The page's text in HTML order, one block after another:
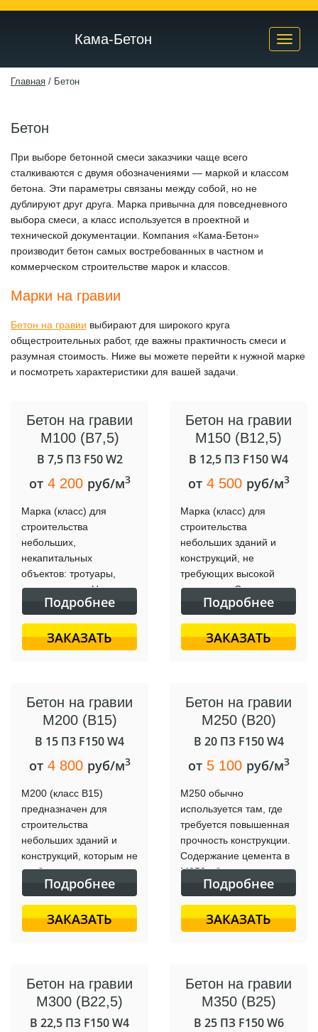
Toggle
Кама-Бетон
Главная / Бетон
Бетон
При выборе бетонной смеси заказчики чаще всего
сталкиваются с двумя обозначениями — маркой и классом
бетона. Эти параметры связаны между собой, но не
дублируют друг друга. Марка привычна для повседневного
выбора смеси, а класс используется в проектной и
технической документации. Компания «Кама-Бетон»
производит бетон самых востребованных в частном и
коммерческом строительстве марок и классов.
Марки на гравии
Бетон на гравии выбирают для широкого круга
общестроительных работ, где важны практичность смеси и
разумная стоимость. Ниже вы можете перейти к нужной марке
и посмотреть характеристики для вашей задачи.
Бетон на гравии
М100 (B7,5)
В 7,5 П3 F50 W2
от4 200 руб/м3
Марка (класс) для
строительства
небольших,
некапитальных
объектов: тротуары,
парковки и т.п. Низкое
содержание цемента.
Подробнее
ЗАКАЗАТЬ
Бетон на гравии
М150 (B12,5)
B 12,5 ПЗ F150 W4
от4 500 руб/м3
Марка (класс) для
строительства
небольших зданий и
конструкций, не
требующих высокой
прочности. Среднее
содержание цемента.
Подробнее
ЗАКАЗАТЬ
Бетон на гравии
М200 (B15)
B 15 П3 F150 W4
от4 800 руб/м3
М200 (класс В15)
предназначен для
строительства
небольших зданий и
конструкций, которым не
требуется высокая
прочность. Содержание
цемента примерно 300-
320 кг на 1 м³ смеси.
Подробнее
ЗАКАЗАТЬ
Бетон на гравии
М250 (B20)
B 20 ПЗ F150 W4
от5 100 руб/м3
М250 обычно
используется там, где
требуется повышенная
прочность конструкции.
Содержание цемента в
М250 обычно
составляет примерно
300-350 кг/м³.
Подробнее
ЗАКАЗАТЬ
Бетон на гравии
М300 (B22,5)
B 22,5 ПЗ F150 W4
Бетон на гравии
М350 (B25)
B 25 ПЗ F150 W6